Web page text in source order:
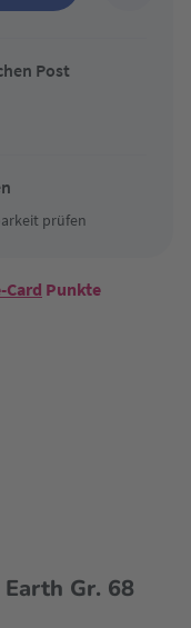
Post
prüfen
Card Punkte
Gr. 68